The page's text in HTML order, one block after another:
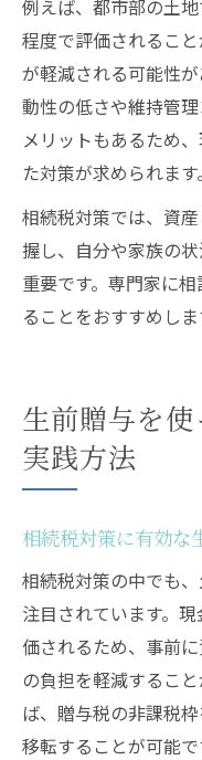
例えば、都市部の土
程度で評価されるこ
が軽減される可能性
動性の低さや維持管
メリットもあるため
た対策が求められます。
相続税対策では、資
握し、自分や家族の
重要です。専門家に
ることをおすすめしま
生前贈与を
実践方法
相続税対策に有効な
相続税対策の中でも
注目されています。
価されるため、事前
の負担を軽減するこ
ば、贈与税の非課税
移転することが可能で